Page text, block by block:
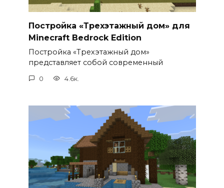
Постройка «Трехэтажный дом» для
Minecraft Bedrock Edition
Постройка «Трехэтажный дом»
представляет собой современный
0 4.6к.